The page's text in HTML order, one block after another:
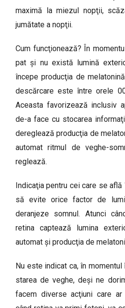
maximă la miezul nopţii,
jumătate a nopţii.
Cum funcţionează? În
pat şi nu există lumină
începe producţia de
descărcare este între orele
Aceasta favorizează inclusiv
de-a face cu stocarea
dereglează producţia de
automat ritmul de veghe-
reglează.
Indicaţia pentru cei care se
să evite orice factor de
deranjeze somnul. Atunci
retina captează lumina
automat și producţia de
Nu este indicat ca, în momentul
starea de veghe, deşi ne
facem diverse acţiuni care ar